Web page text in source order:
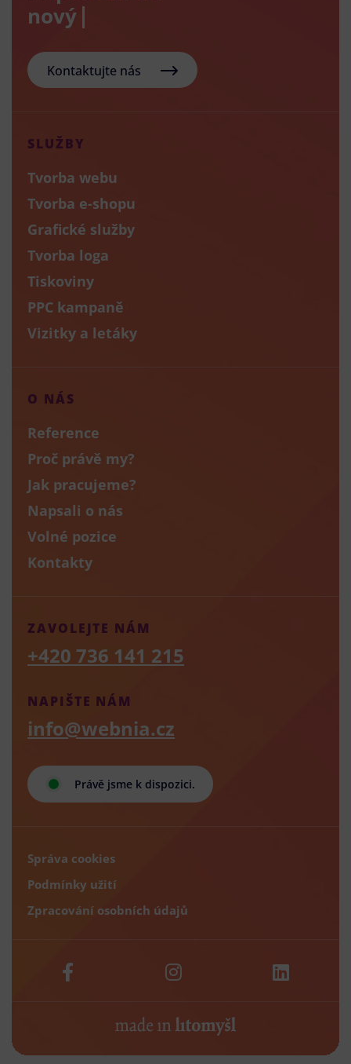
nový e-sho
Kontaktujte nás
SLUŽBY
Tvorba webu
Tvorba e-shopu
Grafické služby
Tvorba loga
Tiskoviny
PPC kampaně
Vizitky a letáky
O NÁS
Reference
Proč právě my?
Jak pracujeme?
Napsali o nás
Volné pozice
Kontakty
Právě jsme k dispozici.
NAPIŠTE NÁM
info@webnia.cz
ZAVOLEJTE NÁM
+420 736 141 215
Správa cookies
Podmínky užití
Zpracování osobních údajů